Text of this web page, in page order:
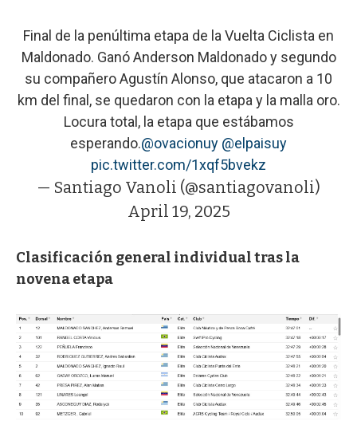
Final de la penúltima etapa de la Vuelta Ciclista en
Maldonado. Ganó Anderson Maldonado y segundo
su compañero Agustín Alonso, que atacaron a 10
km del final, se quedaron con la etapa y la malla oro.
Locura total, la etapa que estábamos
esperando.@ovacionuy @elpaisuy
pic.twitter.com/1xqf5bvekz
— Santiago Vanoli (@santiagovanoli)
April 19, 2025
Clasificación general individual tras la
novena etapa